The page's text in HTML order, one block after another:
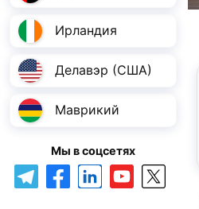
Ирландия
Делавэр (США)
Маврикий
Мы в соцсетях